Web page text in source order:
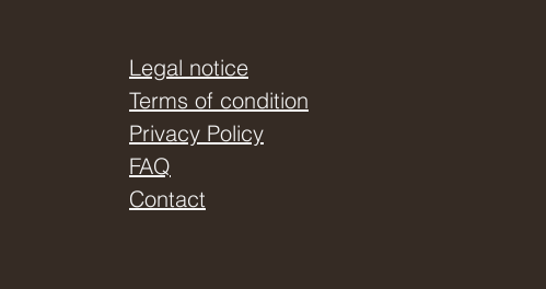
Legal notice
Terms of condition
Privacy Policy
FAQ
Contact